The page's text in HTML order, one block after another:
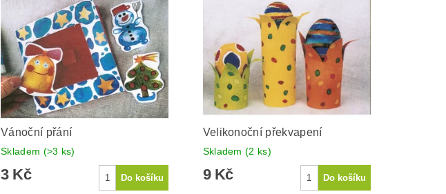
Vánoční přání
Skladem (>3 ks)
3 Kč
Velikonoční překvapení
Skladem(2 ks)
9 Kč